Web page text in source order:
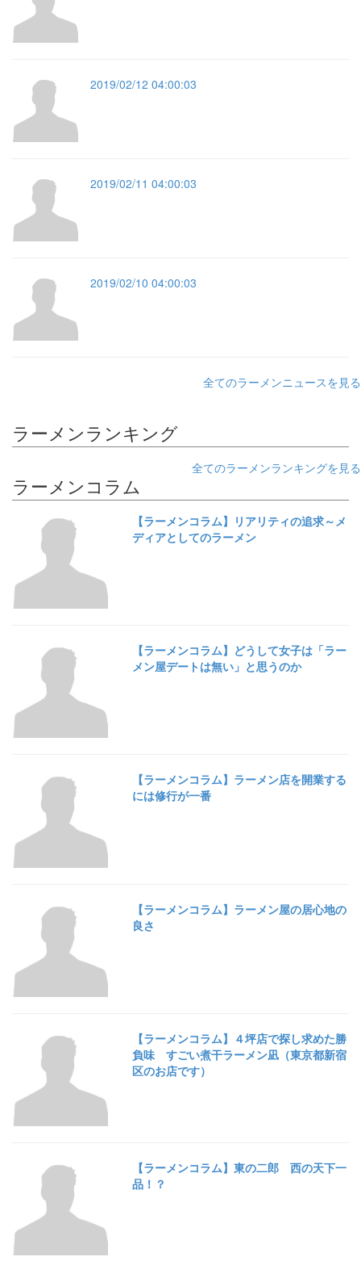
2019/02/12 04:00:03
2019/02/11 04:00:03
2019/02/10 04:00:03
全てのラーメンニュースを見る
ラーメンランキング
全てのラーメンランキングを見る
ラーメンコラム
【ラーメンコラム】リアリティの追求～メ
ディアとしてのラーメン
【ラーメンコラム】どうして女子は「ラー
メン屋デートは無い」と思うのか
【ラーメンコラム】ラーメン店を開業する
には修行が一番
【ラーメンコラム】ラーメン屋の居心地の
良さ
【ラーメンコラム】４坪店で探し求めた勝
負味 すごい煮干ラーメン凪（東京都新宿
区のお店です）
【ラーメンコラム】東の二郎 西の天下一
品！？